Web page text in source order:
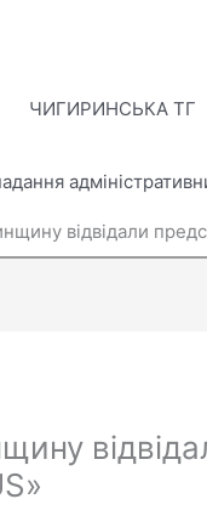
ЧИГИРИНСЬКА ТГ
відвідали